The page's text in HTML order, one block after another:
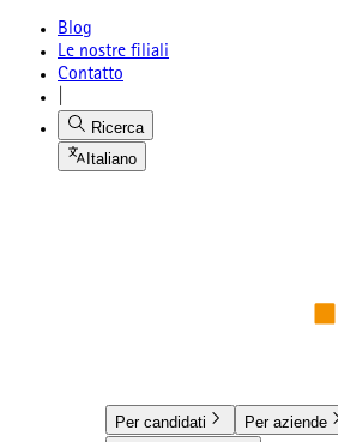
Blog
Le nostre filiali
Contatto
Ricerca
Italiano
Per candidati Per aziende